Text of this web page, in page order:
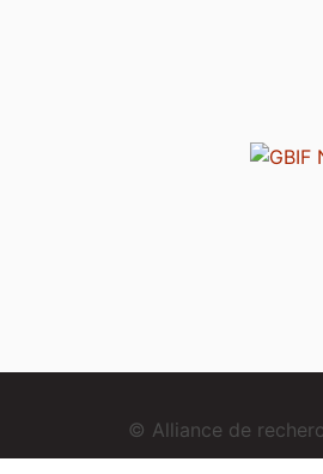
© Alliance de